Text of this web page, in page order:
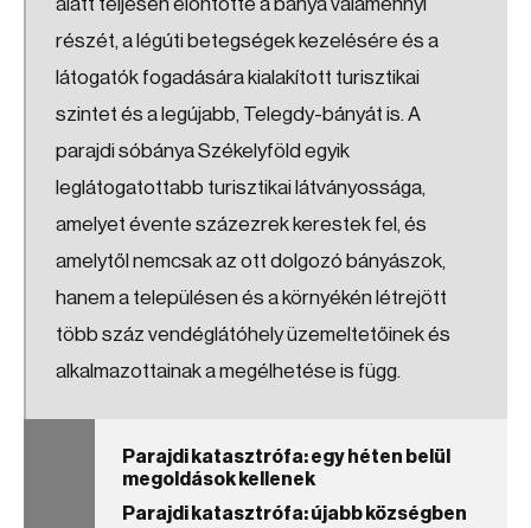
alatt teljesen elöntötte a bánya valamennyi
részét, a légúti betegségek kezelésére és a
látogatók fogadására kialakított turisztikai
szintet és a legújabb, Telegdy-bányát is. A
parajdi sóbánya Székelyföld egyik
leglátogatottabb turisztikai látványossága,
amelyet évente százezrek kerestek fel, és
amelytől nemcsak az ott dolgozó bányászok,
hanem a településen és a környékén létrejött
több száz vendéglátóhely üzemeltetőinek és
alkalmazottainak a megélhetése is függ.
Parajdi katasztrófa: egy héten belül
megoldások kellenek
Parajdi katasztrófa: újabb községben